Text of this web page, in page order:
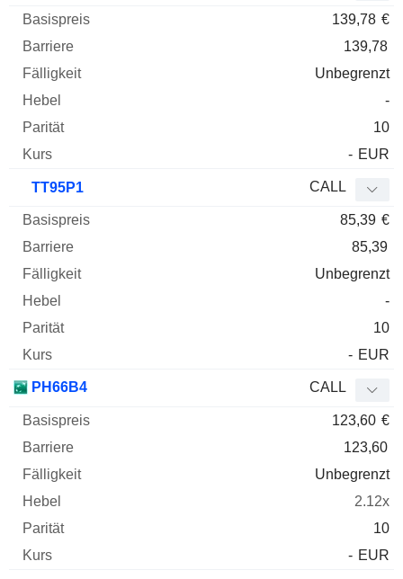
139,78 €
139,78
Unbegrenzt
-
10
- EUR
TT95P1 CALL
85,39 €
85,39
Unbegrenzt
-
10
- EUR
PH66B4 CALL
123,60 €
123,60
Unbegrenzt
2.12x
10
- EUR